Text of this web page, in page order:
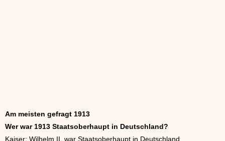
Am meisten gefragt 1913
Wer war 1913 Staatsoberhaupt in Deutschland?
Kaiser: Wilhelm II. war Staatsoberhaupt in Deutschland